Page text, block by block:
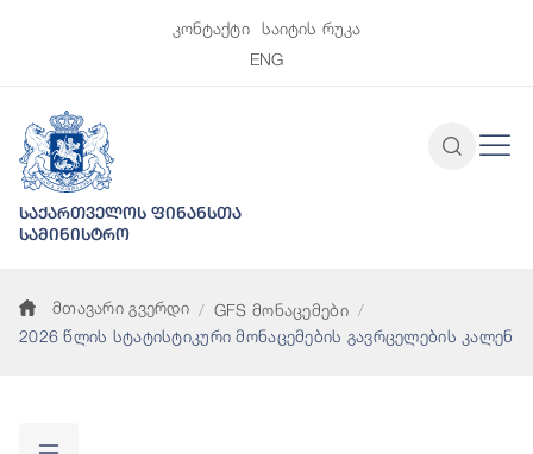
კონტაქტი
საიტის რუკა
ENG
საქართველოს ფინანსთა
სამინისტრო
მთავარი გვერდი
GFS მონაცემები
2026 წლის სტატისტიკური მონაცემების გავრცელების